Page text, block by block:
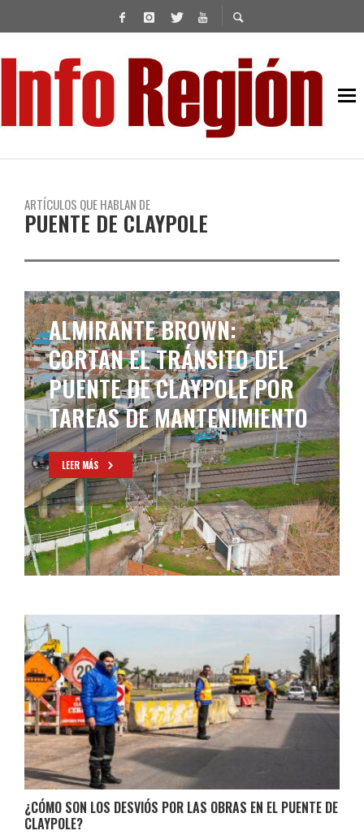
ARTÍCULOS QUE HABLAN DE
PUENTE DE CLAYPOLE
ALMIRANTE BROWN:
CORTAN EL TRÁNSITO DEL
PUENTE DE CLAYPOLE POR
TAREAS DE MANTENIMIENTO
LEER MÁS
¿CÓMO SON LOS DESVIÓS POR LAS OBRAS EN EL PUENTE DE
CLAYPOLE?